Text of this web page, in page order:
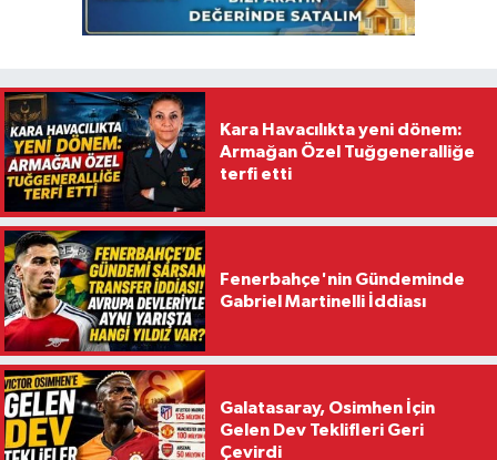
Kara Havacılıkta yeni dönem:
Armağan Özel Tuğgeneralliğe
terfi etti
Fenerbahçe'nin Gündeminde
Gabriel Martinelli İddiası
Galatasaray, Osimhen İçin
Gelen Dev Teklifleri Geri
Çevirdi